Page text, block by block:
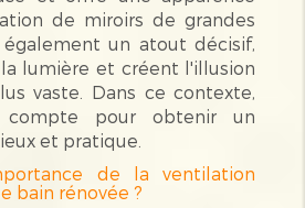
de miroirs de grandes
un atout décisif,
lumière et créent l'illusion
vaste. Dans ce contexte,
compte pour obtenir un
et pratique.
de la ventilation
bain rénovée ?